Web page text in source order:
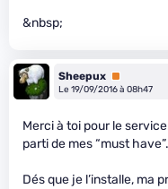
&nbsp;
Sheepux Premium
Le 19/09/2016 à 08h47
Merci à toi pour le
parti de mes “must have”.
Dés que je l’installe, ma